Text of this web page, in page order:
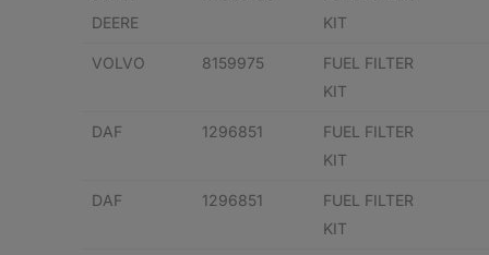
DEERE
KIT
VOLVO 8159975
FUEL FILTER
KIT
DAF 1296851
FUEL FILTER
KIT
DAF 1296851
FUEL FILTER
KIT